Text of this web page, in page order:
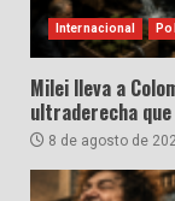
Internacional
Milei lleva a
ultraderecha
8 de agosto de